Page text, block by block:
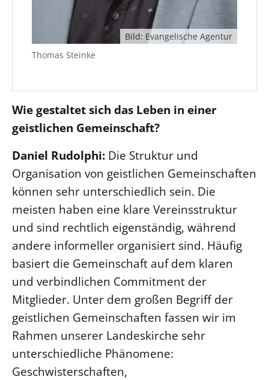
Bild: Evangelische Agentur
Thomas Steinke
Wie gestaltet sich das Leben in einer
geistlichen Gemeinschaft?
Daniel Rudolphi: Die Struktur und
Organisation von geistlichen Gemeinschaften
können sehr unterschiedlich sein. Die
meisten haben eine klare Vereinsstruktur
und sind rechtlich eigenständig, während
andere informeller organisiert sind. Häufig
basiert die Gemeinschaft auf dem klaren
und verbindlichen Commitment der
Mitglieder. Unter dem großen Begriff der
geistlichen Gemeinschaften fassen wir im
Rahmen unserer Landeskirche sehr
unterschiedliche Phänomene:
Geschwisterschaften,